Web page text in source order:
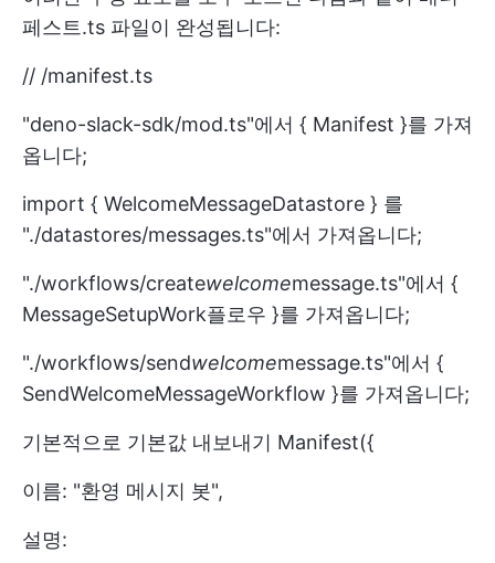
페스트.ts 파일이 완성됩니다:
// /manifest.ts
"deno-slack-sdk/mod.ts"에서 { Manifest }를 가져
옵니다;
import { WelcomeMessageDatastore } 를
"./datastores/messages.ts"에서 가져옵니다;
"./workflows/createwelcomemessage.ts"에서 {
MessageSetupWork플로우 }를 가져옵니다;
"./workflows/sendwelcomemessage.ts"에서 {
SendWelcomeMessageWorkflow }를 가져옵니다;
기본적으로 기본값 내보내기 Manifest({
이름: "환영 메시지 봇",
설명: